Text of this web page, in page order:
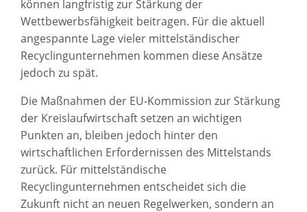
können langfristig zur Stärkung der
Wettbewerbsfähigkeit beitragen. Für die aktuell
angespannte Lage vieler mittelständischer
Recyclingunternehmen kommen diese Ansätze
jedoch zu spät.
Die Maßnahmen der EU-Kommission zur Stärkung
der Kreislaufwirtschaft setzen an wichtigen
Punkten an, bleiben jedoch hinter den
wirtschaftlichen Erfordernissen des Mittelstands
zurück. Für mittelständische
Recyclingunternehmen entscheidet sich die
Zukunft nicht an neuen Regelwerken, sondern an